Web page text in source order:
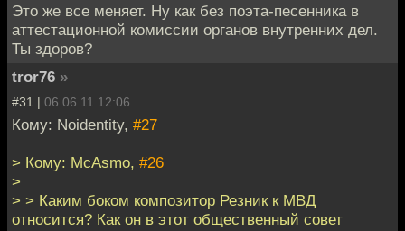
Это же все меняет. Ну как без поэта-песенника в
аттестационной комиссии органов внутренних дел.
Ты здоров?
tror76 »
#31 | 06.06.11 12:06
Кому: Noidentity, #27
> Кому: McAsmo, #26
>
> > Каким боком композитор Резник к МВД
относится? Как он в этот общественный совет